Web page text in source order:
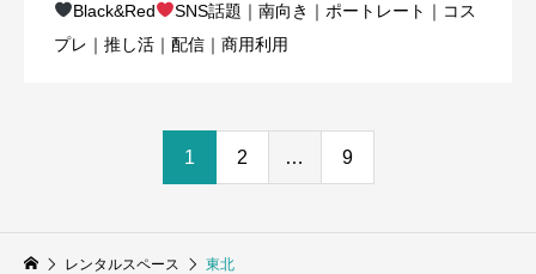
Black&Red‎
SNS話題｜南向き｜ポートレート｜コス
プレ｜推し活｜配信｜商用利用
1 2 … 9
レンタルスペース 東北